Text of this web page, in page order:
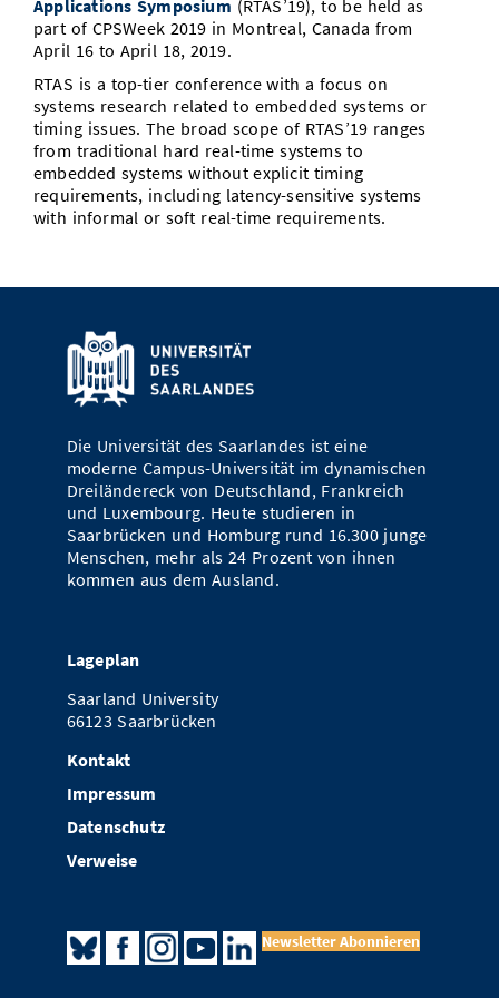
Vom Studium in den Beruf
Study Scheduler
Bibliothek
Start-ups
IT-Themenabend
Ranking
Zahlen & Fakten
Preise, Auszeichnungen und Förderungen
Kontakt
SIC Merchandise
SIC Podcast
Anfahrt
AnsprechpartnerInnen, Personen, Forschungsgruppen
Termine, Vorträge und Veranstaltungen
Alumni
Applications Symposium (RTAS’19), to be held as
part of CPSWeek 2019 in Montreal, Canada from
April 16 to April 18, 2019.
RTAS is a top-tier conference with a focus on
systems research related to embedded systems or
timing issues. The broad scope of RTAS’19 ranges
from traditional hard real-time systems to
embedded systems without explicit timing
requirements, including latency-sensitive systems
with informal or soft real-time requirements.
Die Universität des Saarlandes ist eine
moderne Campus-Universität im dynamischen
Dreiländereck von Deutschland, Frankreich
und Luxembourg. Heute studieren in
Saarbrücken und Homburg rund 16.300 junge
Menschen, mehr als 24 Prozent von ihnen
kommen aus dem Ausland.
Lageplan
Saarland University
66123 Saarbrücken
Kontakt
Impressum
Datenschutz
Verweise
Newsletter Abonnieren